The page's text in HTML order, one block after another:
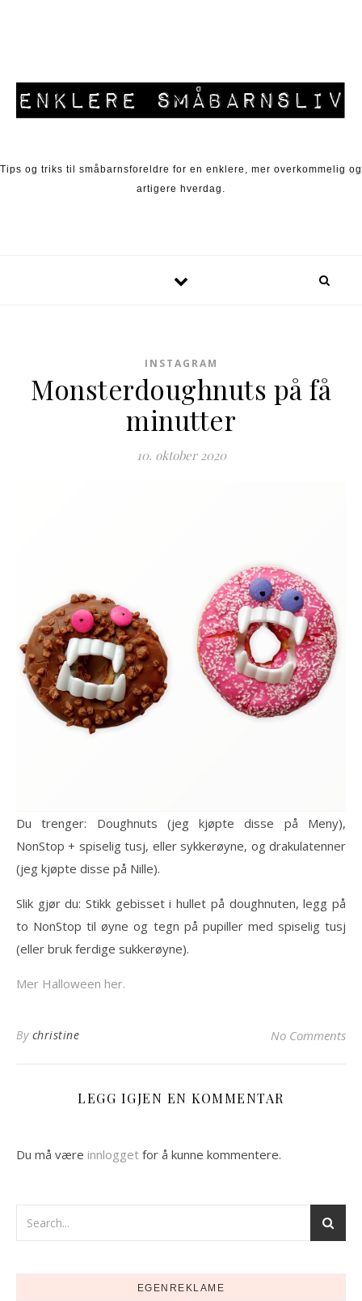
Tips og triks til småbarnsforeldre for en enklere, mer overkommelig og
artigere hverdag.
INSTAGRAM
Monsterdoughnuts på få
minutter
10. oktober 2020
Du trenger: Doughnuts (jeg kjøpte disse på Meny),
NonStop + spiselig tusj, eller sykkerøyne, og drakulatenner
(jeg kjøpte disse på Nille).
Slik gjør du: Stikk gebisset i hullet på doughnuten, legg på
to NonStop til øyne og tegn på pupiller med spiselig tusj
(eller bruk ferdige sukkerøyne).
Mer Halloween her.
By christine No Comments
LEGG IGJEN EN KOMMENTAR
Du må være innlogget for å kunne kommentere.
EGENREKLAME